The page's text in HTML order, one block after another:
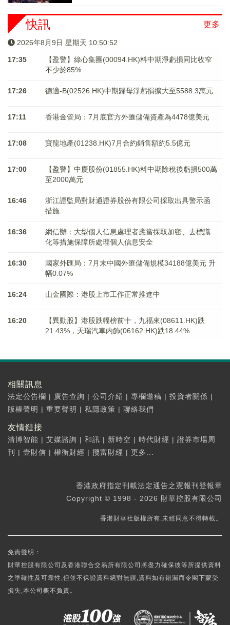
更多
快訊
2026年8月9日 星期天 10:50:52
17:35
【盈警】綠心集團(00094.HK)料中期淨虧損同比收窄
不少於85%
17:26 德適-B(02526.HK)中期歸母淨虧損擴大至5588.3萬元
17:11 香港金管局：7月底官方外匯儲備資產為4478億美元
17:08 寶龍地產(01238.HK)7月合約銷售額約5.5億元
17:00
【盈警】中慶股份(01855.HK)料中期除稅後虧損500萬
至2000萬元
16:46
浙江證監局對財通證券股份有限公司採取出具警示函
措施
16:36
網信辦：大型個人信息處理者應當採取加密、去標識
化等措施保障所處理個人信息安全
16:30
國家外匯局：7月末中國外匯儲備規模34188億美元 升
幅0.07%
16:24 山金國際：港股上市工作正常推進中
16:20
【異動股】港股跌幅榜前十，九福來(08611.HK)跌
21.43%，天瑞汽車内飾(06162.HK)跌18.44%
相關訊息
法定公告欄 | 廣告查詢 | 公司介紹 | 專欄邀稿 | 投資者關係 |
版權聲明 | 重要聲明 | 私隱政策 | 聯絡我們
友情鏈接
清博智能 | 艾媒諮詢 | 和訊 | 新時空 | 時代財經 | 證券市場周
刊
| 壹財信 | 權衡財經 | 攬富財經 | 更多...
香港政府指定刊載法定通告之憲報刊登報章
Copyright © 1998 - 2026 財華控股有限公司
香港財華社版權所有,未經同意不得轉載。
免責聲明：
財華控股有限公司及香港聯合交易所有限公司將盡力確保彼等所提供資料
之準確性及可靠性,但並不保證資料絕對無誤,資料如有錯漏而令閣下蒙受
損失,本公司概不負責。